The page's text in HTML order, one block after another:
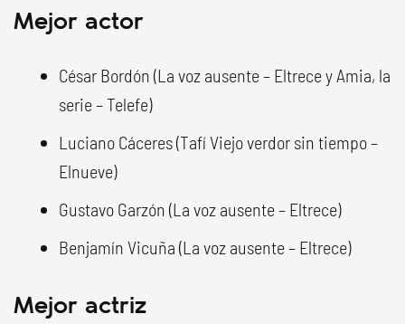
Mejor actor
César Bordón (La voz ausente – Eltrece y Amia, la
serie – Telefe)
Luciano Cáceres (Tafí Viejo verdor sin tiempo –
Elnueve)
Gustavo Garzón (La voz ausente – Eltrece)
Benjamín Vicuña (La voz ausente – Eltrece)
Mejor actriz